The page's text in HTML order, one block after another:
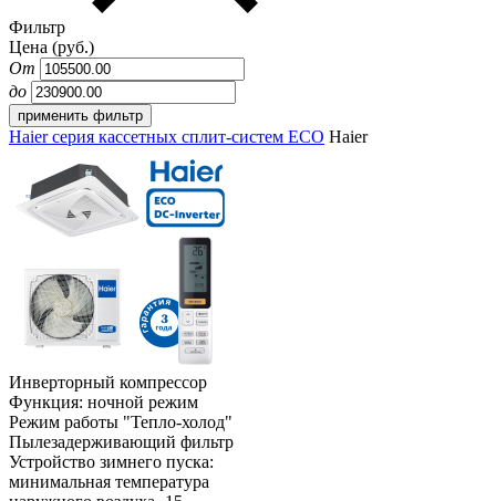
Фильтр
Цена (руб.)
От
до
Haier серия кассетных сплит-систем ECO Haier
Инверторный компрессор
Функция: ночной режим
Режим работы "Тепло-холод"
Пылезадерживающий фильтр
Устройство зимнего пуска:
минимальная температура